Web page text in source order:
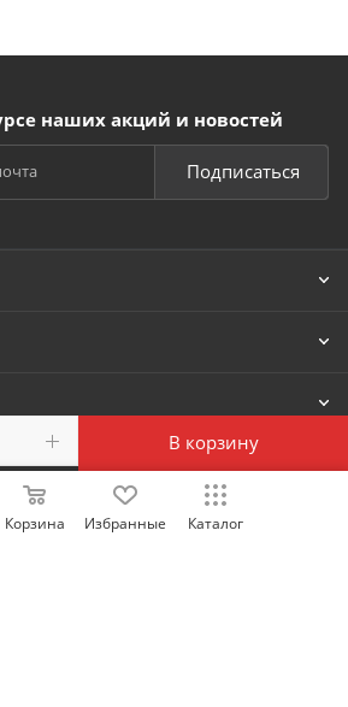
В корзину
наших акций и новостей
Подписаться
Корзина Избранные Каталог